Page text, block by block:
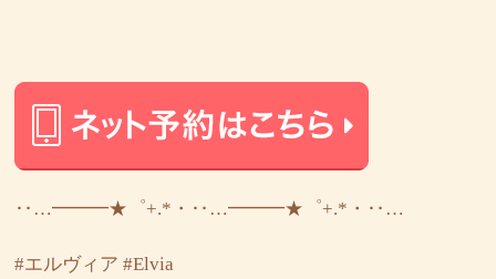
‥…━━━★゜+.*・‥…━━━★゜+.*・‥…
#エルヴィア #Elvia